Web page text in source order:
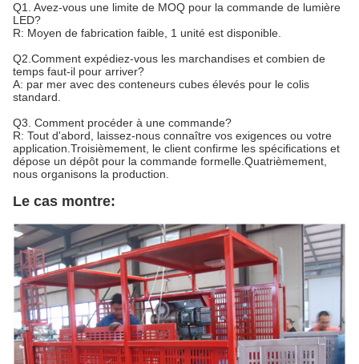
Q1. Avez-vous une limite de MOQ pour la commande de lumière
LED?
R: Moyen de fabrication faible, 1 unité est disponible.
Q2.Comment expédiez-vous les marchandises et combien de
temps faut-il pour arriver?
A: par mer avec des conteneurs cubes élevés pour le colis
standard.
Q3. Comment procéder à une commande?
R: Tout d'abord, laissez-nous connaître vos exigences ou votre
application.Troisièmement, le client confirme les spécifications et
dépose un dépôt pour la commande formelle.Quatrièmement,
nous organisons la production.
Le cas montre: